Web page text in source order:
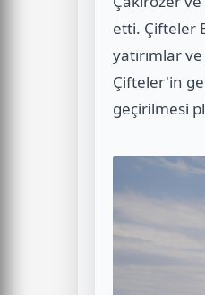
etti. Çifteler
yatırımlar
Çifteler'in
geçirilmesi